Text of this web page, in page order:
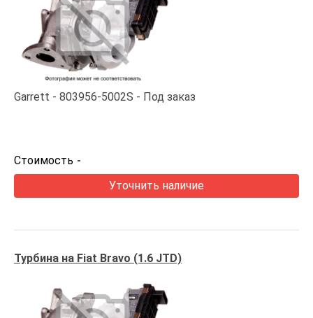
Garrett 803956-5002S Под заказ
Стоимость -
Уточнить наличие
Турбина на Fiat Bravo (1.6 JTD)